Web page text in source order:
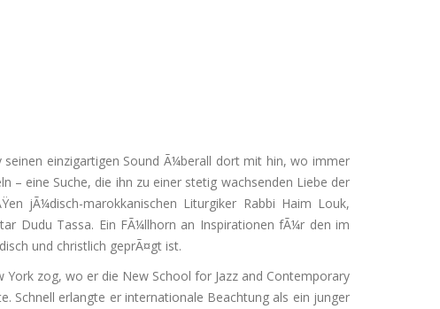
einzigartigen Sound Ã¼berall dort mit hin, wo immer
– eine Suche, die ihn zu einer stetig wachsenden Liebe der
jÃ¼disch-marokkanischen Liturgiker Rabbi Haim Louk,
Dudu Tassa. Ein FÃ¼llhorn an Inspirationen fÃ¼r den im
und christlich geprÃ¤gt ist.
zog, wo er die New School for Jazz and Contemporary
Schnell erlangte er internationale Beachtung als ein junger